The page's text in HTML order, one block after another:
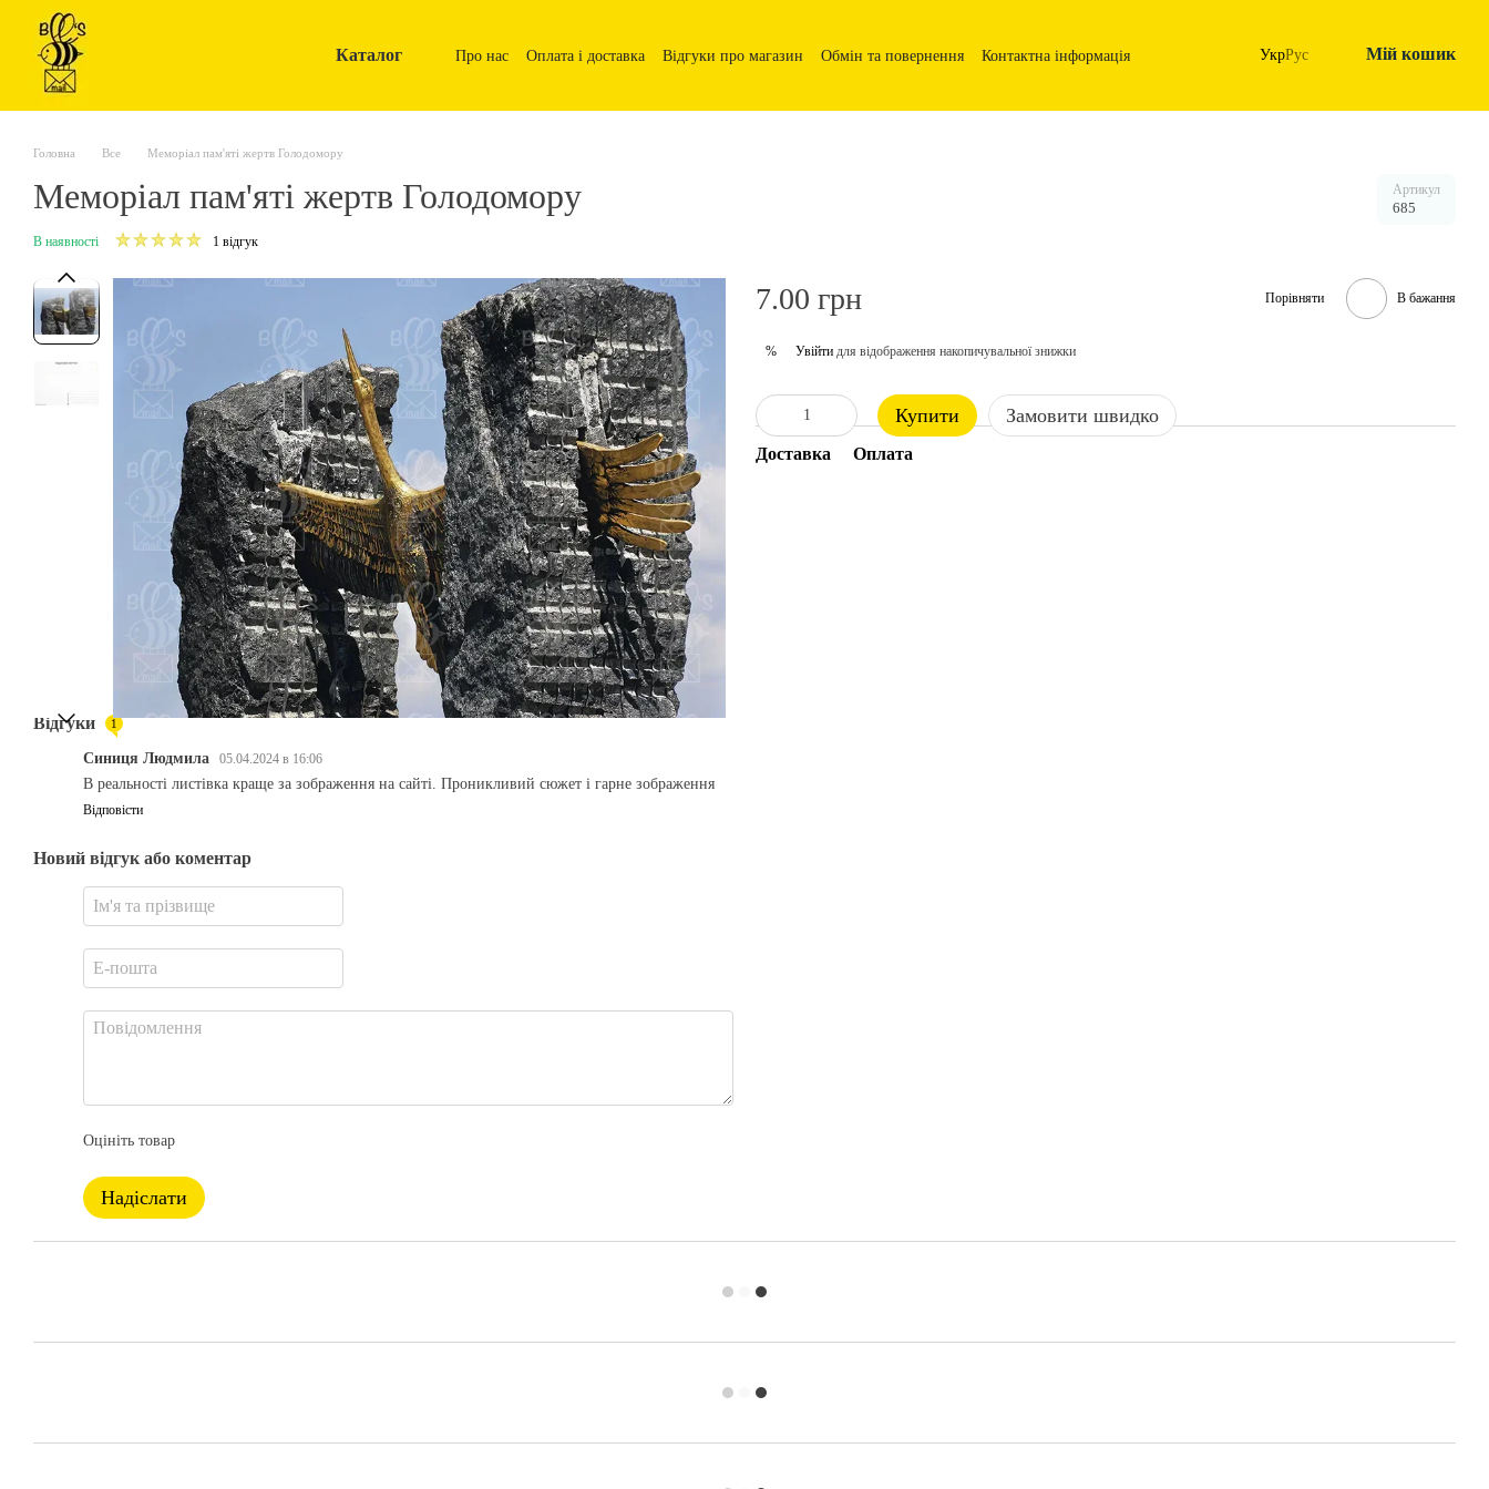
Перейти до основного контенту
Каталог Про нас Оплата і доставка Відгуки про магазин Обмін та повернення Контактна інформація УкрРус Мій кошик
Головна Все Меморіал пам'яті жертв Голодомору
Меморіал пам'яті жертв Голодомору Артикул
685
В наявності 1 відгук
Відгуки 1
Синиця Людмила 05.04.2024 в 16:06
В реальності листівка краще за зображення на сайті. Проникливий сюжет і гарне зображення
Відповісти
Новий відгук або коментар
Оцініть товар
Надіслати
7.00 грн Порівняти В бажання
% Увійти для відображення накопичувальної знижки
Купити Замовити швидко
Доставка Оплата